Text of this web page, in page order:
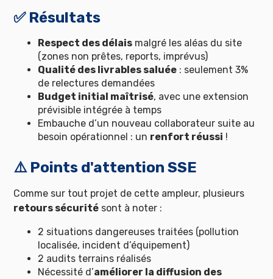
✅ Résultats
Respect des délais malgré les aléas du site
(zones non prêtes, reports, imprévus)
Qualité des livrables saluée : seulement 3%
de relectures demandées
Budget initial maîtrisé, avec une extension
prévisible intégrée à temps
Embauche d’un nouveau collaborateur suite au
besoin opérationnel : un renfort réussi !
⚠️ Points d'attention SSE
Comme sur tout projet de cette ampleur, plusieurs
retours sécurité sont à noter :
2 situations dangereuses traitées (pollution
localisée, incident d’équipement)
2 audits terrains réalisés
Nécessité d’améliorer la diffusion des